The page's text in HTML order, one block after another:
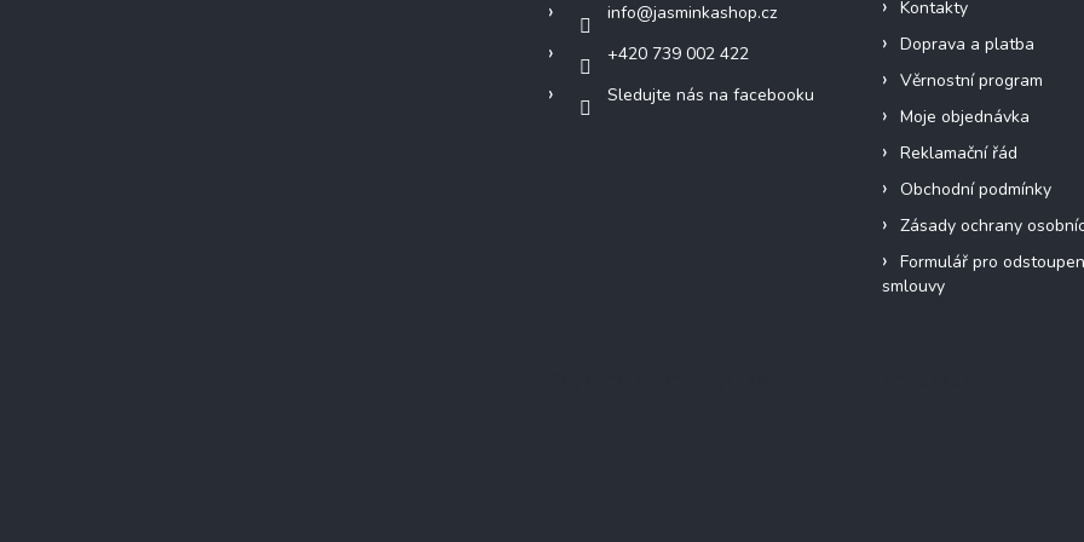
info@jasminkashop.cz
+420 739 002 422
Sledujte nás na facebooku
Kontakty
Doprava a platba
Věrnostní program
Moje objednávka
Reklamační řád
Obchodní podmínky
Zásady ochrany
Formulář pro
smlouvy